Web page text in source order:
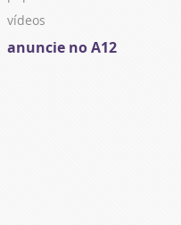
vídeos
anuncie no A12